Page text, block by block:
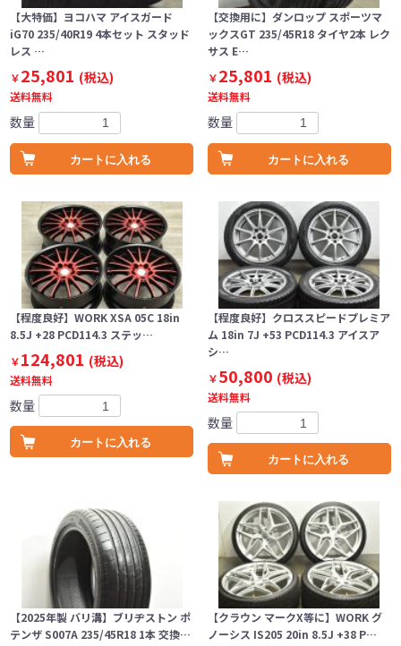
【大特価】ヨコハマ アイスガード
iG70 235/40R19 4本セット スタッド
レス …
￥25,801 (税込)
送料無料
数量
カートに入れる
【交換用に】ダンロップ スポーツマ
ックスGT 235/45R18 タイヤ2本 レク
サス E…
￥25,801 (税込)
送料無料
数量
カートに入れる
【程度良好】WORK XSA 05C 18in
8.5J +28 PCD114.3 ステッ…
￥124,801 (税込)
送料無料
数量
カートに入れる
【程度良好】クロススピードプレミア
ム 18in 7J +53 PCD114.3 アイスア
シ…
￥50,800 (税込)
送料無料
数量
カートに入れる
【2025年製 バリ溝】ブリヂストン ポ
テンザ S007A 235/45R18 1本 交換…
【クラウン マークX等に】WORK グ
ノーシス IS205 20in 8.5J +38 P…